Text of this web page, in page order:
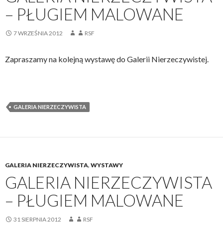
– PŁUGIEM MALOWANE
7 WRZEŚNIA 2012 RSF
Zapraszamy na kolejną wystawę do Galerii Nierzeczywistej.
GALERIA NIERZECZYWISTA
GALERIA NIERZECZYWISTA, WYSTAWY
GALERIA NIERZECZYWISTA
– PŁUGIEM MALOWANE
31 SIERPNIA 2012 RSF